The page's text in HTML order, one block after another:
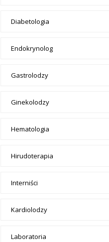
Diabetologia
Endokrynolog
Gastrolodzy
Ginekolodzy
Hematologia
Hirudoterapia
Interniści
Kardiolodzy
Laboratoria